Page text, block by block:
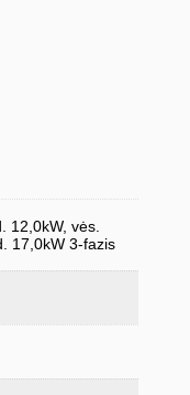
12,0kW, vės.
17,0kW 3-fazis